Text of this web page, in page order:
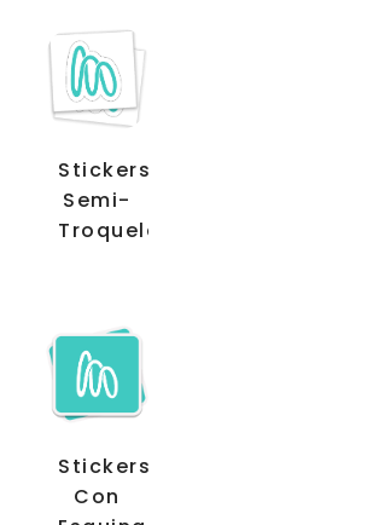
Stickers
Semi-
Troquelados
Stickers
Con